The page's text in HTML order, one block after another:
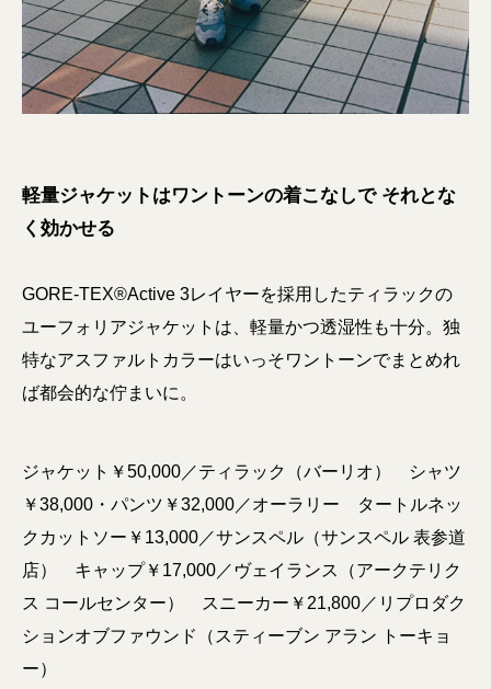
軽量ジャケットはワントーンの着こなしで それとな
く効かせる
GORE-TEX®Active 3レイヤーを採用したティラックの
ユーフォリアジャケットは、軽量かつ透湿性も十分。独
特なアスファルトカラーはいっそワントーンでまとめれ
ば都会的な佇まいに。
ジャケット￥50,000／ティラック（バーリオ） シャツ
￥38,000・パンツ￥32,000／オーラリー タートルネッ
クカットソー￥13,000／サンスペル（サンスペル 表参道
店） キャップ￥17,000／ヴェイランス（アークテリク
ス コールセンター） スニーカー￥21,800／リプロダク
ションオブファウンド（スティーブン アラン トーキョ
ー）